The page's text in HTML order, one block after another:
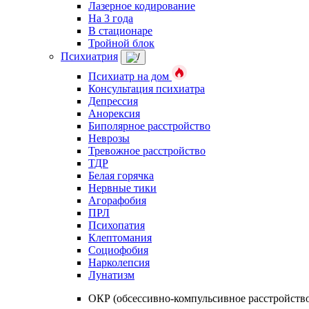
Лазерное кодирование
На 3 года
В стационаре
Тройной блок
Психиатрия
Психиатр на дом
Консультация психиатра
Депрессия
Анорексия
Биполярное расстройство
Неврозы
Тревожное расстройство
ТДР
Белая горячка
Нервные тики
Агорафобия
ПРЛ
Психопатия
Клептомания
Социофобия
Нарколепсия
Лунатизм
ОКР (обсессивно-компульсивное